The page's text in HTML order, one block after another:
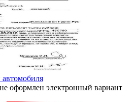
оформлен электронный вариант